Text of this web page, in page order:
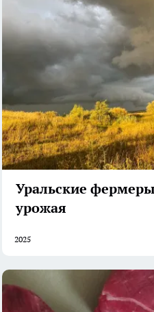
Уральские
урожая
2025